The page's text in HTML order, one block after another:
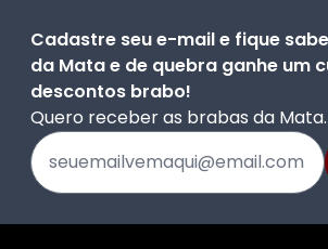
Cadastre seu e-mail e fique
da Mata e de quebra ganhe um
descontos brabo!
Quero receber as brabas da Mata.